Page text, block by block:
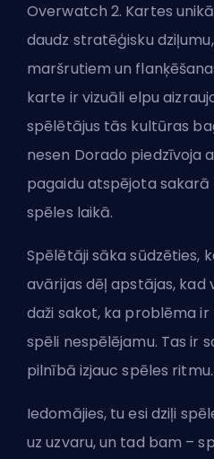
Overwatch 2. Kartes
daudz stratēģisku
maršrutiem un
karte ir vizuāli elpu
spēlētājus tās kultūras
nesen Dorado piedzīvoja
pagaidu atspējota
spēles laikā.
Spēlētāji sāka sūdzēties,
avārijas dēļ apstājas, kad
daži sakot, ka problēma
spēli nespēlējamu. Tas ir
pilnībā izjauc spēles ritmu.
Iedomājies, tu esi dziļi
uz uzvaru, un tad bam –